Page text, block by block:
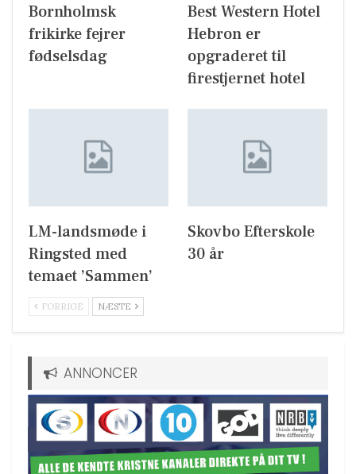
Bornholmsk
frikirke fejrer
fødselsdag
Best Western Hotel
Hebron er
opgraderet til
firestjernet hotel
LM-landsmøde i
Ringsted med
temaet ’Sammen’
Skovbo Efterskole
30 år
FORRIGE NÆSTE
ANNONCER